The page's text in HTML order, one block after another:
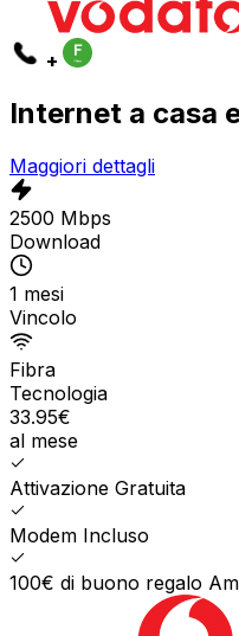
+
Internet a casa
Maggiori dettagli
2500 Mbps
Download
1 mesi
Vincolo
Fibra
Tecnologia
33.95€
al mese
Attivazione Gratuita
Modem Incluso
100€ di buono regalo